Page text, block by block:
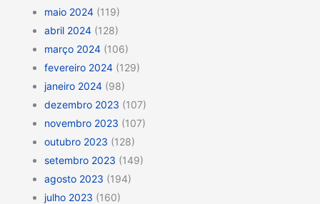
maio 2024 (119)
abril 2024 (128)
março 2024 (106)
fevereiro 2024 (129)
janeiro 2024 (98)
dezembro 2023 (107)
novembro 2023 (107)
outubro 2023 (128)
setembro 2023 (149)
agosto 2023 (194)
julho 2023 (160)